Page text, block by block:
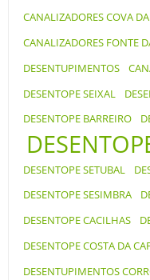
CANALIZADORES COVA
CANALIZADORES FONTE
DESENTUPIMENTOS
DESENTOPE SEIXAL
DESENTOPE BARREIRO
DESENTOPE SETUBAL
DESENTOPE SESIMBRA
DESENTOPE CACILHAS
DESENTOPE COSTA DA
DESENTUPIMENTOS